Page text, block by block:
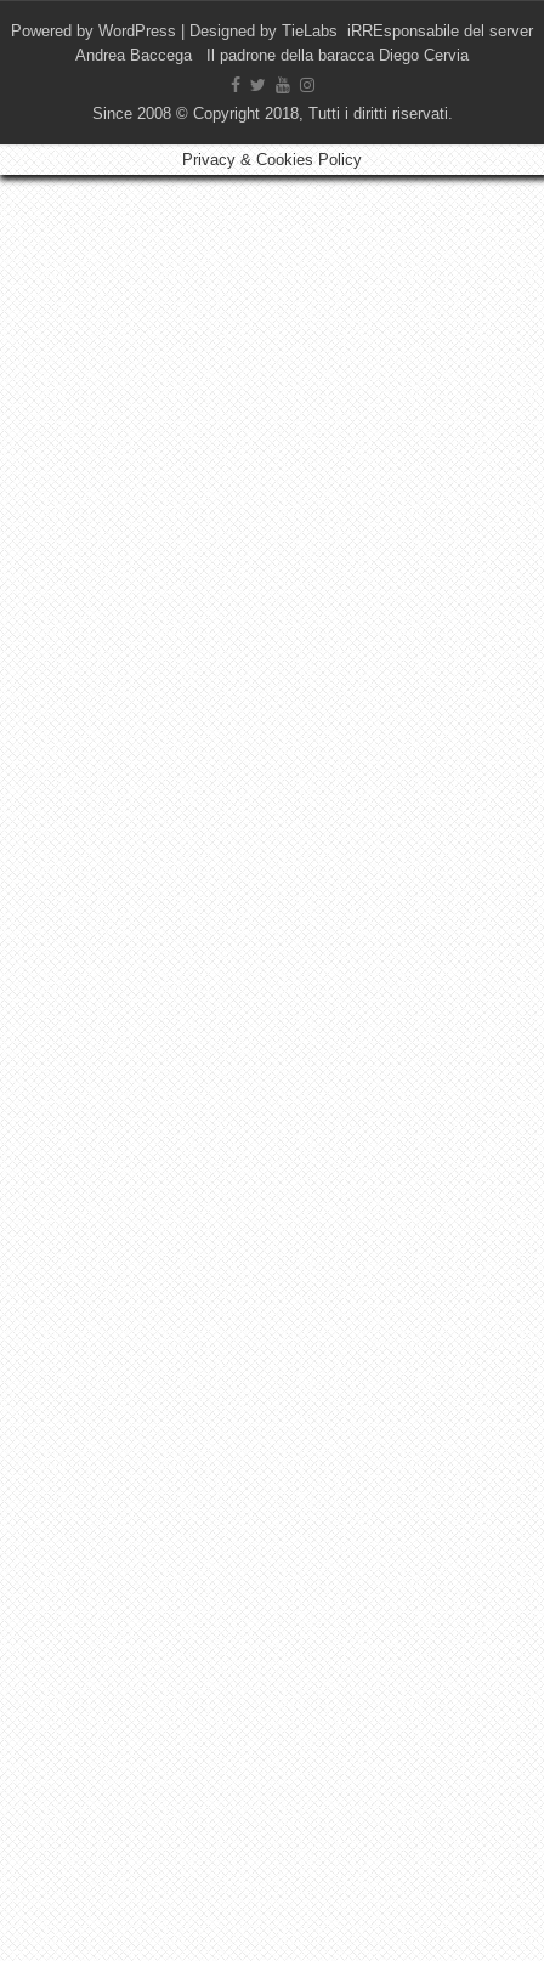
Powered by WordPress | Designed by TieLabs iRREsponsabile del server
Andrea Baccega Il padrone della baracca Diego Cervia
Since 2008 © Copyright 2018, Tutti i diritti riservati.
Privacy & Cookies Policy